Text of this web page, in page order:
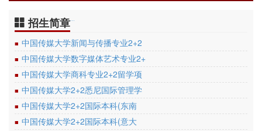
招生简章
■ 中国传媒大学新闻与传播专业2+2
■ 中国传媒大学数字媒体艺术专业2+
■ 中国传媒大学商科专业2+2留学项
■ 中国传媒大学2+2悉尼国际管理学
■ 中国传媒大学2+2国际本科(东南
■ 中国传媒大学2+2国际本科(意大